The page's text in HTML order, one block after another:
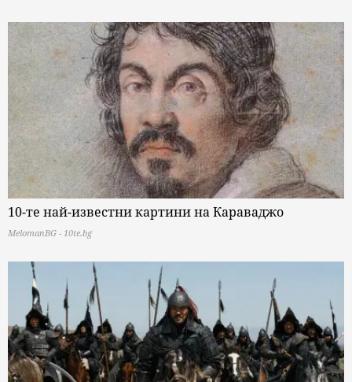
10-те най-известни картини на Караваджо
MelomanBG - 10te.bg